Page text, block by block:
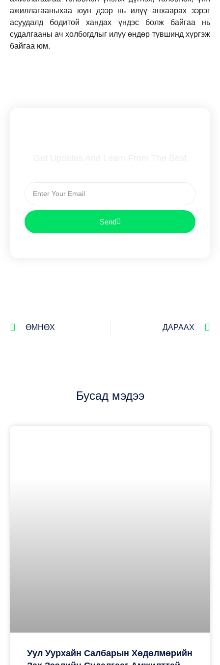
ажиллагааныхаа юун дээр нь илүү анхаарах зэрэг
асуудалд бодитой хандах үндэс болж байгаа нь
судалгааны ач холбогдлыг илүү өндөр түвшинд хүргэж
байгаа юм.
Send
ӨМНӨХ ДАРААХ
Бусад мэдээ
Уул Уурхайн Салбарын Хөдөлмөрийн